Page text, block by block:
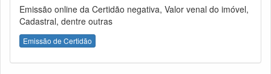
Emissão online da Certidão negativa, Valor venal do imóvel,
Cadastral, dentre outras
Emissão de Certidão